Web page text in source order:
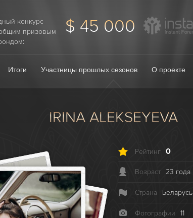
конкурс
призовым
$ 45 000
Итоги Участницы прошлых сезонов О проекте
IRINA ALEKSEYEVA
Рейтинг 0
Возраст 23 года
Страна Беларусь
Фотографии 11